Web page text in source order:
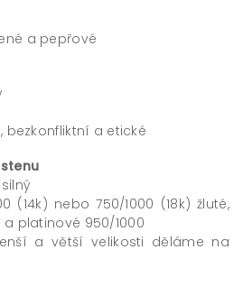
a pepřové
bezkonfliktní a etické
(14k) nebo 750/1000 (18k) žluté,
platinové 950/1000
a větší velikosti děláme na